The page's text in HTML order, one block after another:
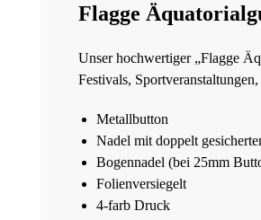
Flagge
Unser hochwertiger „Flagge
Festivals,
Metallbutton
Nadel mit doppelt
Bogennadel (bei 25mm
Folienversiegelt
4-farb Druck